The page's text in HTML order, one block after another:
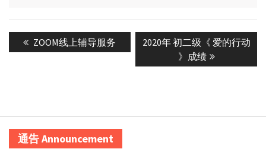
navigation
Previous
post:
ZOOM线上辅导服务
Next
2020年 初二级《 爱的行动
》成绩
通告 Announcement